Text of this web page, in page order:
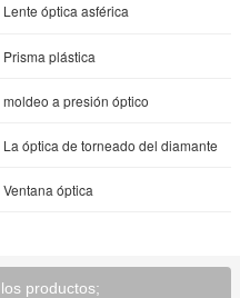
Lente óptica asférica
Prisma plástica
moldeo a presión óptico
La óptica de torneado del diamante
Ventana óptica
productos;